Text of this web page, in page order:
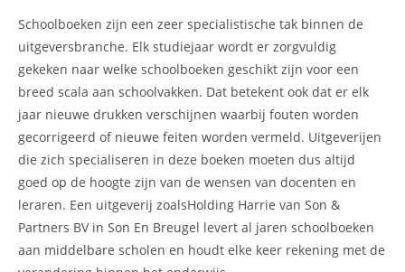
Schoolboeken zijn een zeer specialistische tak binnen de
uitgeversbranche. Elk studiejaar wordt er zorgvuldig
gekeken naar welke schoolboeken geschikt zijn voor een
breed scala aan schoolvakken. Dat betekent ook dat er elk
jaar nieuwe drukken verschijnen waarbij fouten worden
gecorrigeerd of nieuwe feiten worden vermeld. Uitgeverijen
die zich specialiseren in deze boeken moeten dus altijd
goed op de hoogte zijn van de wensen van docenten en
leraren. Een uitgeverij zoalsHolding Harrie van Son &
Partners BV in Son En Breugel levert al jaren schoolboeken
aan middelbare scholen en houdt elke keer rekening met de